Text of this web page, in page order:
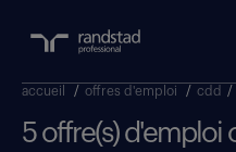
accueil / offres d'emploi / cdd /
5 offre(s) d'emploi